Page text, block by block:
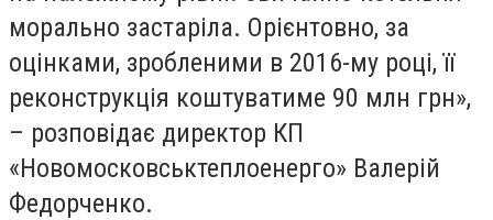
морально застаріла. Орієнтовно, за
оцінками, зробленими в 2016-му році, її
реконструкція коштуватиме 90 млн грн»,
– розповідає директор КП
«Новомосковськтеплоенерго» Валерій
Федорченко.